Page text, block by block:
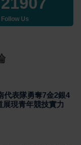
Follow Us
代表隊勇奪7金2銀4
現青年競技實力